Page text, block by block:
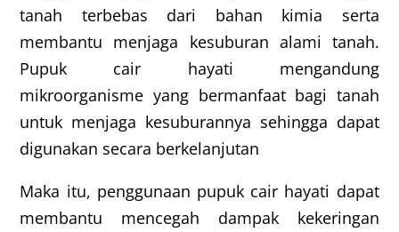
tanah terbebas dari bahan kimia serta
membantu menjaga kesuburan alami tanah.
Pupuk cair hayati mengandung
mikroorganisme yang bermanfaat bagi tanah
untuk menjaga kesuburannya sehingga dapat
digunakan secara berkelanjutan
Maka itu, penggunaan pupuk cair hayati dapat
membantu mencegah dampak kekeringan